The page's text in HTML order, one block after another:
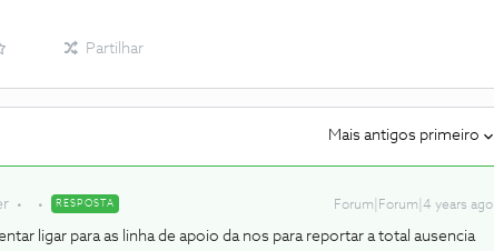
Partilhar
Mais antigos primeiro
RESPOSTA Forum|Forum|4 years ago
ligar para as linha de apoio da nos para reportar a total ausencia